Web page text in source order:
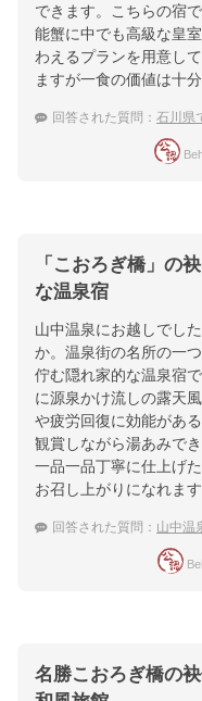
できます。こちらの宿
能蟹に中でも高級な皇
わえるプランを用意し
ますが一食の価値は十
回答された質問： 石川県
「こおろぎ橋」の
な温泉宿
山中温泉にお越しでし
か。温泉街の名所の一
佇む隠れ家的な温泉宿
に源泉かけ流しの露天
や疲労回復に効能があ
観賞しながら湯あみで
一品一品丁寧に仕上げ
お召し上がりになれます
回答された質問： 山中温泉
名勝こおろぎ橋の